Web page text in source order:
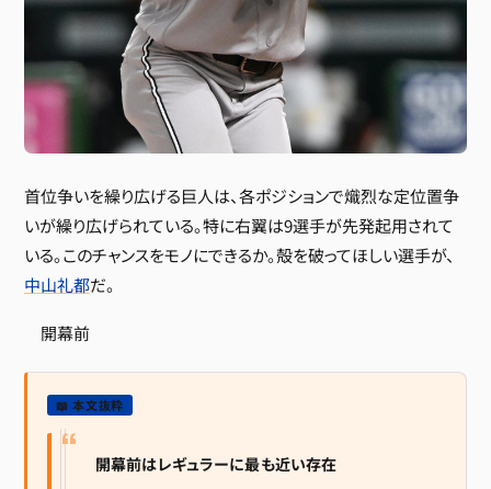
首位争いを繰り広げる巨人は、各ポジションで熾烈な定位置争
いが繰り広げられている。特に右翼は9選手が先発起用されて
いる。このチャンスをモノにできるか。殻を破ってほしい選手が、
中山礼都だ。
開幕前
📖 本文抜粋
開幕前はレギュラーに最も近い存在